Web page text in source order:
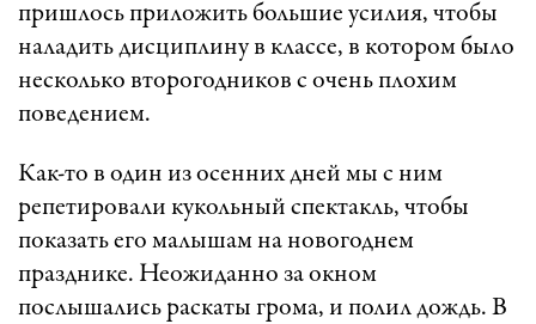
пришлось приложить большие усилия, чтобы
наладить дисциплину в классе, в котором было
несколько второгодников с очень плохим
поведением.
Как-то в один из осенних дней мы с ним
репетировали кукольный спектакль, чтобы
показать его малышам на новогоднем
празднике. Неожиданно за окном
послышались раскаты грома, и полил дождь. В